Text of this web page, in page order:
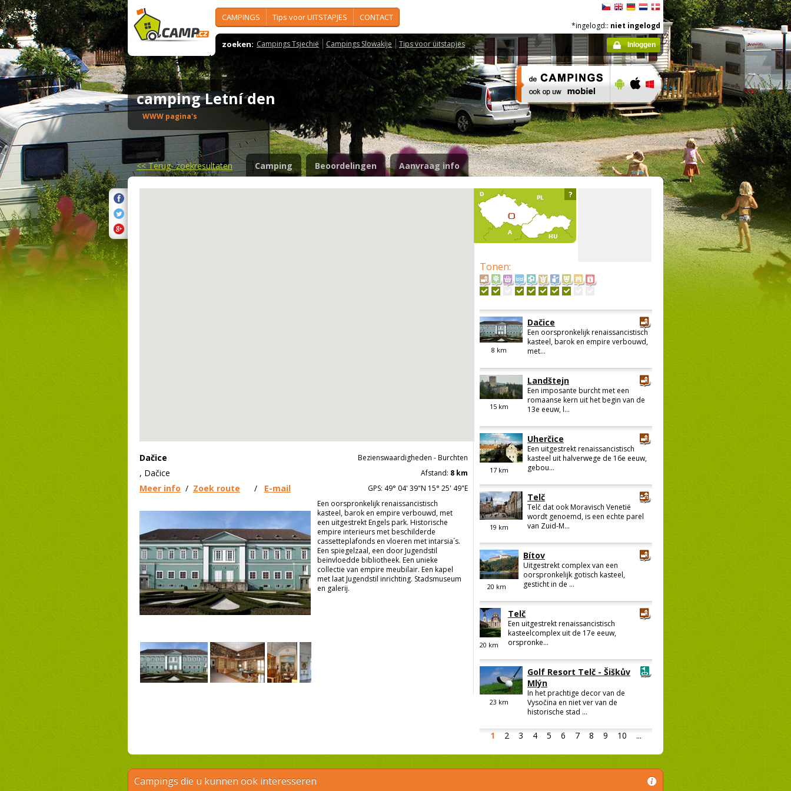
CAMPINGS Tips voor UITSTAPJES CONTACT
zoeken: Campings Tsjechië Campings Slowakije Tips voor uitstapjes
*ingelogd:: niet ingelogd
Inloggen
camping Letní den
WWW pagina's
<<Terug- zoekresultaten Camping Beoordelingen Aanvraag info
?
Dačice
, Dačice
Meer info / Zoek route / E-mail
Bezienswaardigheden - Burchten
Afstand: 8 km
GPS: 49° 04' 39"N 15° 25' 49"E
Een oorspronkelijk renaissancistisch
kasteel, barok en empire verbouwd, met
een uitgestrekt Engels park. Historische
empire interieurs met beschilderde
cassetteplafonds en vloeren met intarsia´s.
Een spiegelzaal, een door Jugendstil
beïnvloedde bibliotheek. Een unieke
collectie van empire meubilair. Een kapel
met laat Jugendstil inrichting. Stadsmuseum
en galerij.
Tonen:
1 2 3 4 5 6 7 8 9 10 ...
8 km
Dačice
Een oorspronkelijk renaissancistisch
kasteel, barok en empire verbouwd,
met...
15km
Landštejn
Een imposante burcht met een
romaanse kern uit het begin van de
13e eeuw, l...
17km
Uherčice
Een uitgestrekt renaissancistisch
kasteel uit halverwege de 16e eeuw,
gebou...
19 km
Telč
Telč dat ook Moravisch Venetië
wordt genoemd, is een echte parel
van Zuid-M...
20 km
Bítov
Uitgestrekt complex van een
oorspronkelijk gotisch kasteel,
gesticht in de ...
20 km
Telč
Een uitgestrekt renaissancistisch
kasteelcomplex uit de 17e eeuw,
orspronke...
23 km
Golf Resort Telč - Šiškův
Mlýn
In het prachtige decor van de
Vysočina en niet ver van de
historische stad ...
Campings die u kunnen ook interesseren